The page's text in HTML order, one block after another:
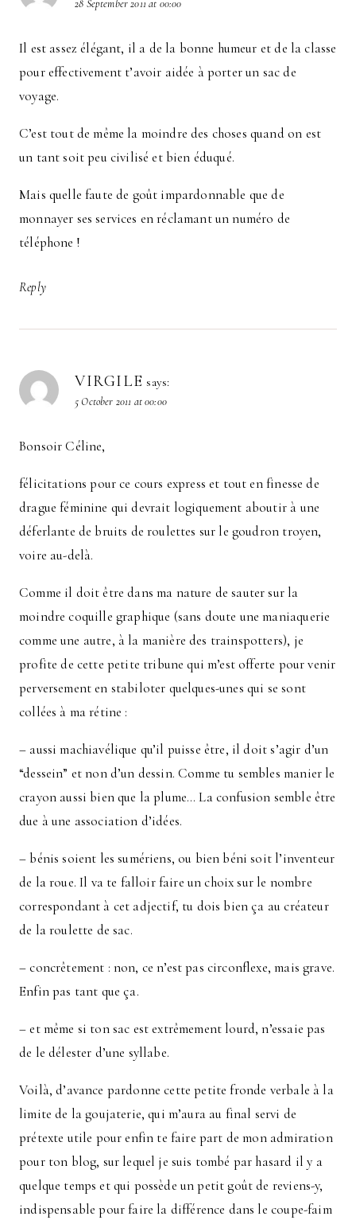
28 September 2011 at 00:00
Il est assez élégant, il a de la bonne humeur et de la classe
pour effectivement t’avoir aidée à porter un sac de
voyage.
C’est tout de même la moindre des choses quand on est
un tant soit peu civilisé et bien éduqué.
Mais quelle faute de goût impardonnable que de
monnayer ses services en réclamant un numéro de
téléphone !
Reply
VIRGILE says:
5 October 2011 at 00:00
Bonsoir Céline,
félicitations pour ce cours express et tout en finesse de
drague féminine qui devrait logiquement aboutir à une
déferlante de bruits de roulettes sur le goudron troyen,
voire au-delà.
Comme il doit être dans ma nature de sauter sur la
moindre coquille graphique (sans doute une maniaquerie
comme une autre, à la manière des trainspotters), je
profite de cette petite tribune qui m’est offerte pour venir
perversement en stabiloter quelques-unes qui se sont
collées à ma rétine :
– aussi machiavélique qu’il puisse être, il doit s’agir d’un
“dessein” et non d’un dessin. Comme tu sembles manier le
crayon aussi bien que la plume… La confusion semble être
due à une association d’idées.
– bénis soient les sumériens, ou bien béni soit l’inventeur
de la roue. Il va te falloir faire un choix sur le nombre
correspondant à cet adjectif, tu dois bien ça au créateur
de la roulette de sac.
– concrêtement : non, ce n’est pas circonflexe, mais grave.
Enfin pas tant que ça.
– et même si ton sac est extrêmement lourd, n’essaie pas
de le délester d’une syllabe.
Voilà, d’avance pardonne cette petite fronde verbale à la
limite de la goujaterie, qui m’aura au final servi de
prétexte utile pour enfin te faire part de mon admiration
pour ton blog, sur lequel je suis tombé par hasard il y a
quelque temps et qui possède un petit goût de reviens-y,
indispensable pour faire la différence dans le coupe-faim